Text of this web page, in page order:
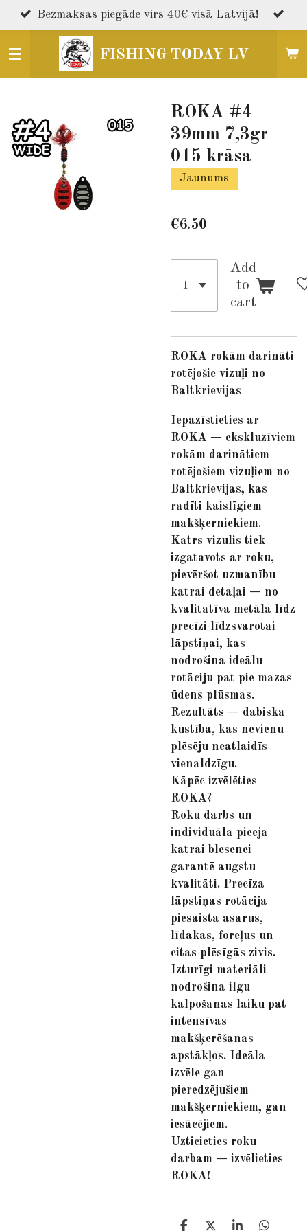
Skip
to
main
FISHING TODAY LV
Bezmaksas piegāde virs 40€ visā Latvijā!
ROKA #4
39mm 7,3gr
015 krāsa
Jaunums
€6.50
Add
to
cart
ROKA rokām darināti
rotējošie vizuļi no
Baltkrievijas
Iepazīstieties ar
ROKA — ekskluzīviem
rokām darinātiem
rotējošiem vizuļiem no
Baltkrievijas, kas
radīti kaislīgiem
makšķerniekiem.
Katrs vizulis tiek
izgatavots ar roku,
pievēršot uzmanību
katrai detaļai — no
kvalitatīva metāla līdz
precīzi līdzsvarotai
lāpstiņai, kas
nodrošina ideālu
rotāciju pat pie mazas
ūdens plūsmas.
Rezultāts — dabiska
kustība, kas nevienu
plēsēju neatlaidīs
vienaldzīgu.
Kāpēc izvēlēties
ROKA?
Roku darbs un
individuāla pieeja
katrai blesenei
garantē augstu
kvalitāti. Precīza
lāpstiņas rotācija
piesaista asarus,
līdakas, foreļus un
citas plēsīgās zivis.
Izturīgi materiāli
nodrošina ilgu
kalpošanas laiku pat
intensīvas
makšķerēšanas
apstākļos. Ideāla
izvēle gan
pieredzējušiem
makšķerniekiem, gan
iesācējiem.
Uzticieties roku
darbam — izvēlieties
ROKA!